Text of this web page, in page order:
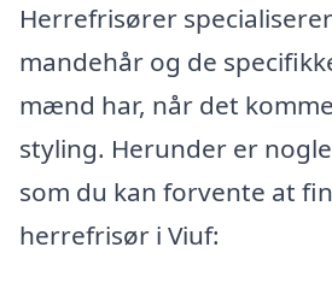
Herrefrisører
mandehår og de
mænd har, når det
styling. Herunder er
som du kan forvente at
herrefrisør i Viuf: